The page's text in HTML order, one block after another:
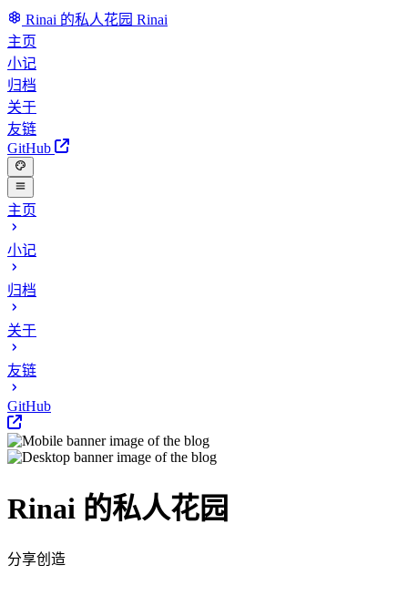
Rinai 的私人花园 Rinai
主页
小记
归档
关于
友链
GitHub
主页
小记
归档
关于
友链
GitHub
Rinai 的私人花园
分享创造